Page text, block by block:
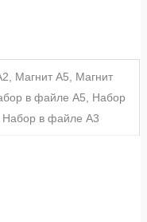
Магнит А5, Магнит
в файле А5, Набор
в файле А3